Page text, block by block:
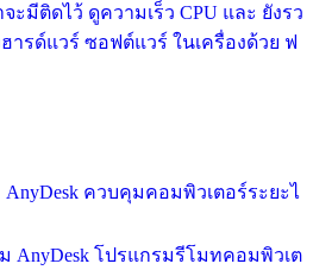
มีติดไว้ ดูความเร็ว CPU และ ยังรว
ารด์แวร์ ซอฟต์แวร์ ในเครื่องด้วย ฟ
AnyDesk ควบคุมคอมพิวเตอร์ระยะไ
AnyDesk โปรแกรมรีโมทคอมพิวเต